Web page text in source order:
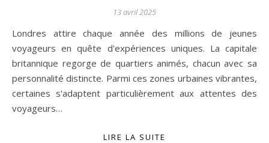
13 avril 2025
Londres attire chaque année des millions de jeunes
voyageurs en quête d'expériences uniques. La capitale
britannique regorge de quartiers animés, chacun avec sa
personnalité distincte. Parmi ces zones urbaines vibrantes,
certaines s'adaptent particulièrement aux attentes des
voyageurs…
LIRE LA SUITE